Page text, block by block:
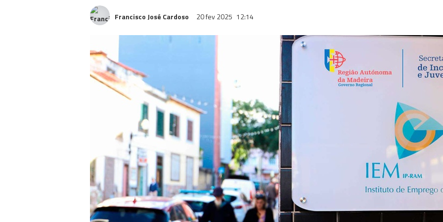
Francisco José Cardoso 20 fev 2025 12:14